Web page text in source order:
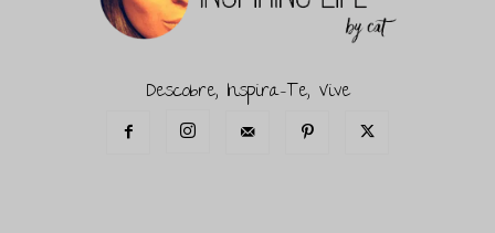
Descobre, Inspira-Te, Vive